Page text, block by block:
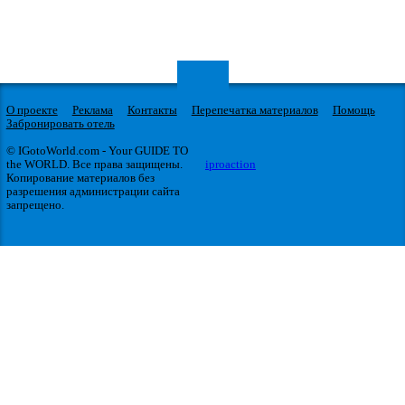
О проекте Реклама Контакты Перепечатка материалов
Помощь
Забронировать отель
© IGotoWorld.com - Your GUIDE TO
the WORLD. Все права защищены.
Копирование материалов без
разрешения администрации сайта
запрещено.
iproaction